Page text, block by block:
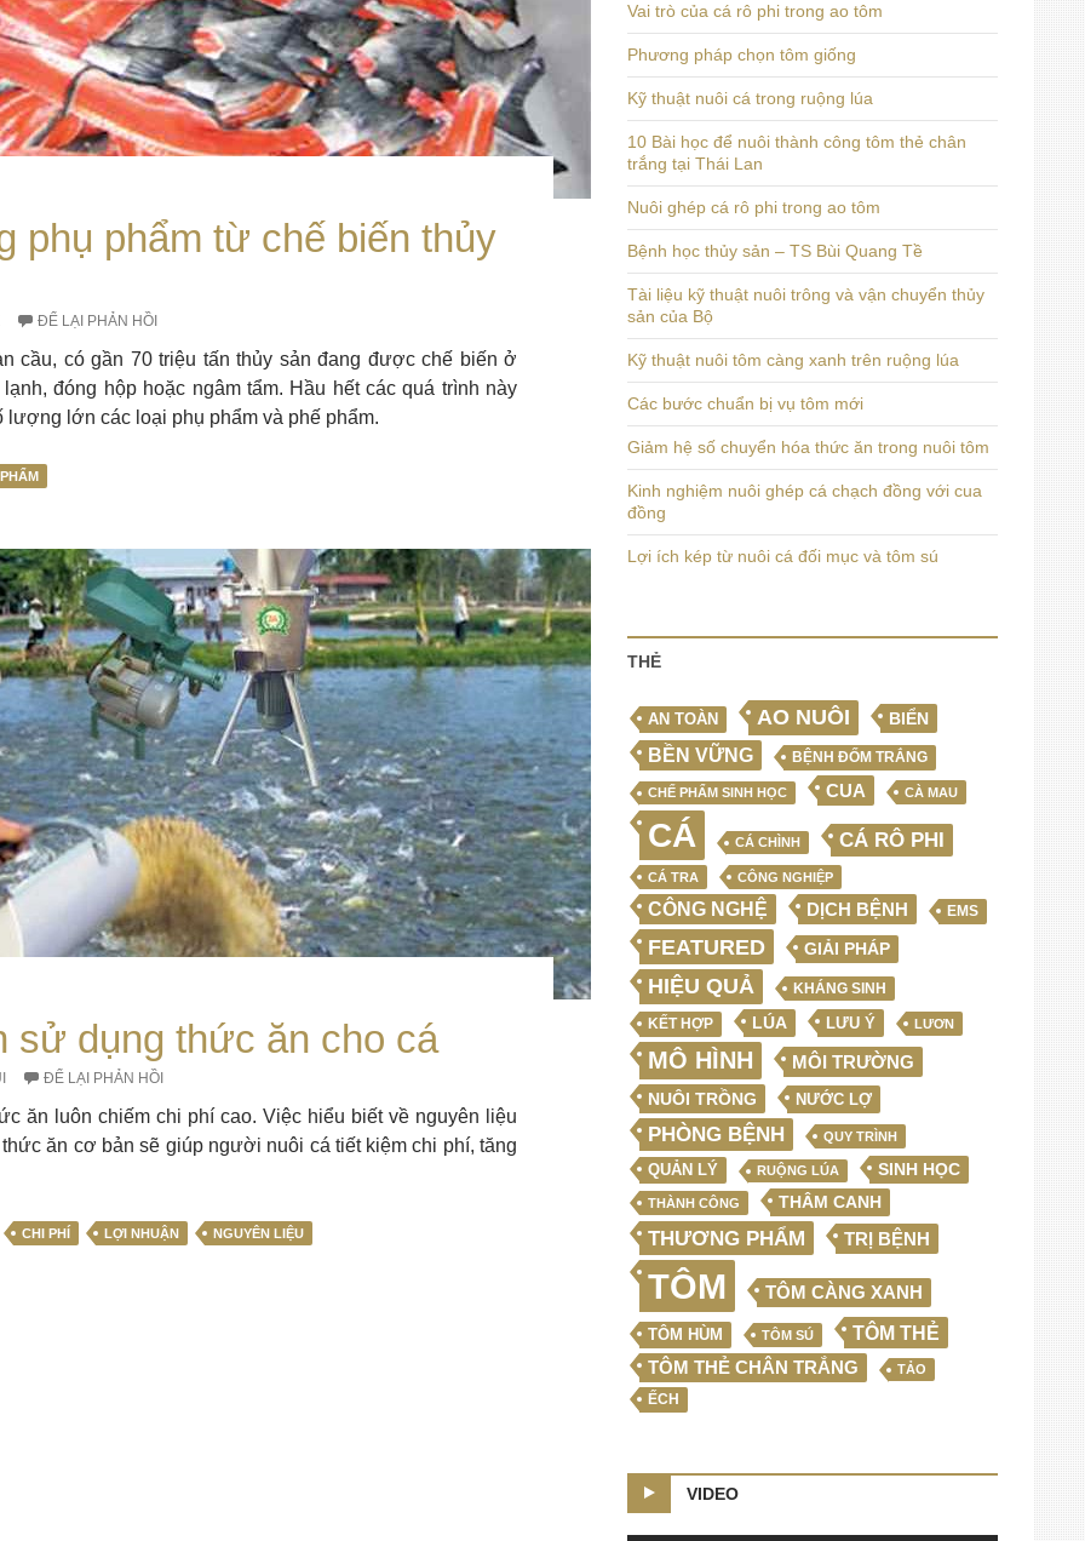
phụ phẩm từ chế biến thủy
ĐỂ LẠI PHẢN HỒI
cầu, có gần 70 triệu tấn thủy sản đang được chế biến ở
đóng hộp hoặc ngâm tẩm. Hầu hết các quá trình này
lượng lớn các loại phụ phẩm và phế phẩm.
sử dụng thức ăn cho cá
ĐỂ LẠI PHẢN HỒI
ăn luôn chiếm chi phí cao. Việc hiểu biết về nguyên liệu
ăn cơ bản sẽ giúp người nuôi cá tiết kiệm chi phí, tăng
CHI PHÍ LỢI NHUẬN NGUYÊN LIỆU
Vai trò của cá rô phi trong ao tôm
Phương pháp chọn tôm giống
Kỹ thuật nuôi cá trong ruộng lúa
10 Bài học để nuôi thành công tôm thẻ chân
trắng tại Thái Lan
Nuôi ghép cá rô phi trong ao tôm
Bệnh học thủy sản – TS Bùi Quang Tề
Tài liệu kỹ thuật nuôi trông và vận chuyển thủy
sản của Bộ
Kỹ thuật nuôi tôm càng xanh trên ruộng lúa
Các bước chuẩn bị vụ tôm mới
Giảm hệ số chuyển hóa thức ăn trong nuôi tôm
Kinh nghiệm nuôi ghép cá chạch đồng với cua
đồng
Lợi ích kép từ nuôi cá đối mục và tôm sú
THẺ
AN TOÀN AO NUÔI BIỂN
BỀN VỮNG BỆNH ĐỐM TRẮNG
CHẾ PHẨM SINH HỌC CUA CÀ MAU
CÁ CÁ CHÌNH CÁ RÔ PHI
CÁ TRA CÔNG NGHIỆP
CÔNG NGHỆ DỊCH BỆNH EMS
FEATURED GIẢI PHÁP
HIỆU QUẢ KHÁNG SINH
KẾT HỢP LÚA LƯU Ý LƯƠN
MÔ HÌNH MÔI TRƯỜNG
NUÔI TRỒNG NƯỚC LỢ
PHÒNG BỆNH QUY TRÌNH
QUẢN LÝ RUỘNG LÚA SINH HỌC
THÀNH CÔNG THÂM CANH
THƯƠNG PHẨM TRỊ BỆNH
TÔM TÔM CÀNG XANH
TÔM HÙM TÔM SÚ TÔM THẺ
TÔM THẺ CHÂN TRẮNG TẢO
ẾCH
VIDEO